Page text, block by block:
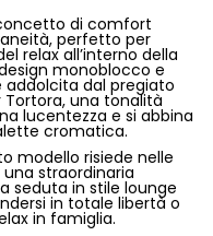
di comfort
perfetto per
relax all’interno della
monoblocco e
dal pregiato
una tonalità
lucentezza e si abbina
cromatica.
modello risiede nelle
straordinaria
seduta in stile lounge
in totale libertà o
in famiglia.